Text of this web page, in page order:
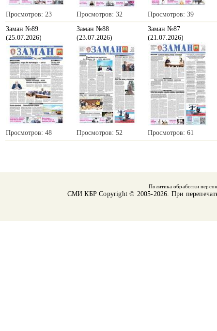
Просмотров: 23 Просмотров: 32
Просмотров: 39
Заман №89
(25.07.2026)
Просмотров: 48
Заман №88
(23.07.2026)
Просмотров: 52
Заман №87
(21.07.2026)
Просмотров: 61
Политика обработки
СМИ КБРCopyright © 2005-2026. При